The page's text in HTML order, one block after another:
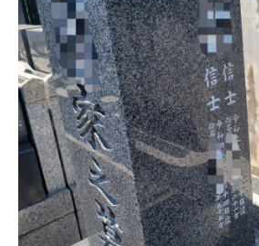
石材店との打ち合わせで
八柱霊園納骨や納骨堂利用
点
見積もり取得から最終完
松戸市でスムーズにお墓
自分や家族の墓を用意する際
松戸市でお墓購入時に気
ポイント